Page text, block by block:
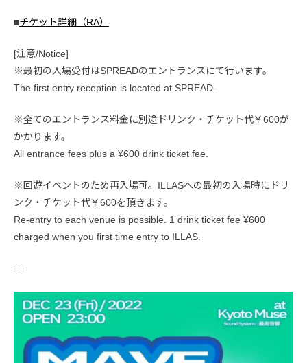
■チケット詳細（RA）
[注意/Notice]
※最初の入場受付はSPREADのエントランスにて行います。
The first entry reception is located at SPREAD.
※全てのエントランス料金に別途ドリンク・チケット代￥600が
かかります。
All entrance fees plus a ¥600 drink ticket fee.
※回遊イベントのため再入場可。ILLASへの最初の入場時にドリ
ンク・チケット代￥600を頂きます。
Re-entry to each venue is possible. 1 drink ticket fee ¥600
charged when you first time entry to ILLAS.
==